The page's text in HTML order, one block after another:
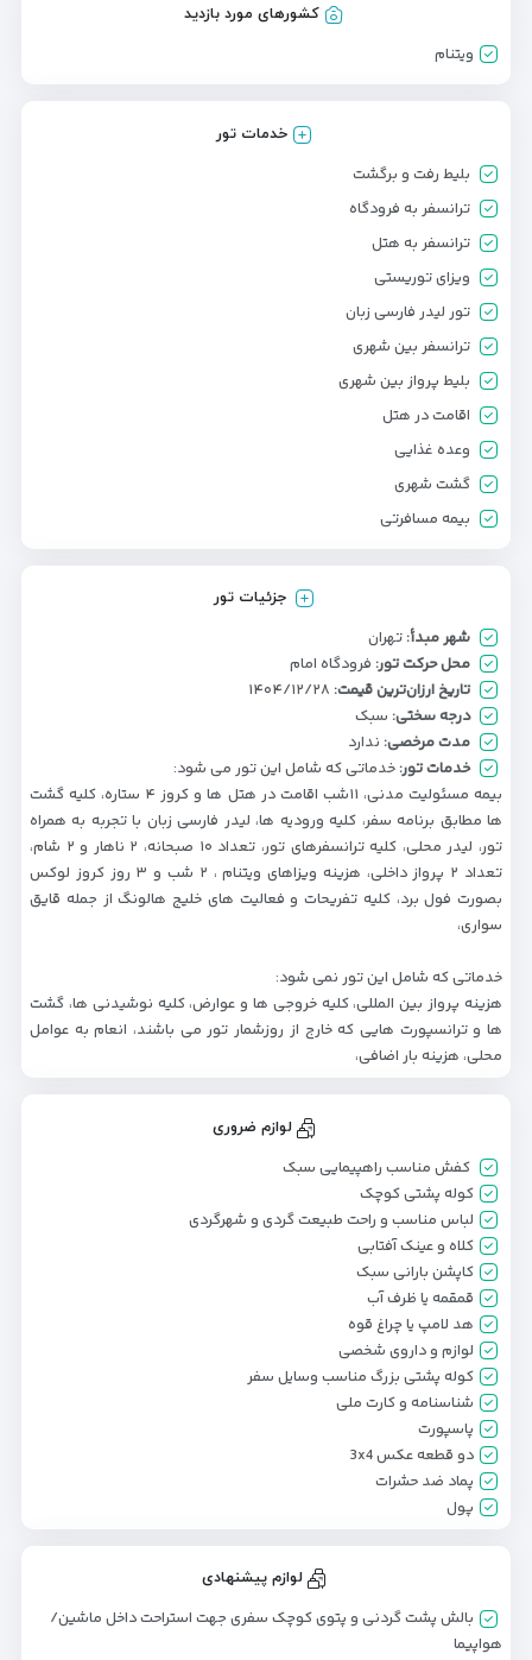
کشورهای مورد بازدید
ویتنام
خدمات تور
بلیط رفت و برگشت
ترانسفر به فرودگاه
ترانسفر به هتل
ویزای توریستی
تور لیدر فارسی زبان
ترانسفر بین شهری
بلیط پرواز بین شهری
اقامت در هتل
وعده غذایی
گشت شهری
بیمه مسافرتی
جزئیات تور
شهر مبدأ: تهران
محل حرکت تور: فرودگاه امام
تاریخ ارزان‌ترین قیمت: ۱۴۰۴/۱۲/۲۸
درجه سختی: سبک
مدت مرخصی: ندارد
خدمات تور: خدماتی که شامل این تور می شود:
بیمه مسئولیت مدنی، ۱۱شب اقامت در هتل ها و کروز ۴ ستاره، کلیه گشت
ها مطابق برنامه سفر، کلیه ورودیه ها، لیدر فارسی زبان با تجربه به همراه
تور، لیدر محلی، کلیه ترانسفرهای تور، تعداد ۱۰ صبحانه، ۲ ناهار و ۲ شام،
تعداد ۲ پرواز داخلی، هزینه ویزاهای ویتنام ، ۲ شب و ۳ روز کروز لوکس
بصورت فول برد، کلیه تفریحات و فعالیت های خلیج هالونگ از جمله قایق
سواری،
خدماتی که شامل این تور نمی شود:
هزینه پرواز بین المللی، کلیه خروجی ها و عوارض، کلیه نوشیدنی ها، گشت
ها و ترانسپورت هایی که خارج از روزشمار تور می باشند، انعام به عوامل
محلی، هزینه بار اضافی،
لوازم ضروری
کفش مناسب راهپیمایی سبک
کوله پشتی کوچک
لباس مناسب و راحت طبیعت گردی و شهرگردی
کلاه و عینک آفتابی
کاپشن بارانی سبک
قمقمه یا ظرف آب
هد لامپ یا چراغ قوه
لوازم و داروی شخصی
کوله پشتی بزرگ مناسب وسایل سفر
شناسنامه و کارت ملی
پاسپورت
دو قطعه عکس 3x4
پماد ضد حشرات
پول
لوازم پیشنهادی
بالش پشت گردنی و پتوی کوچک سفری جهت استراحت داخل ماشین/
هواپیما